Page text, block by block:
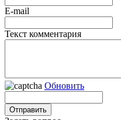
E-mail
Текст комментария
Обновить